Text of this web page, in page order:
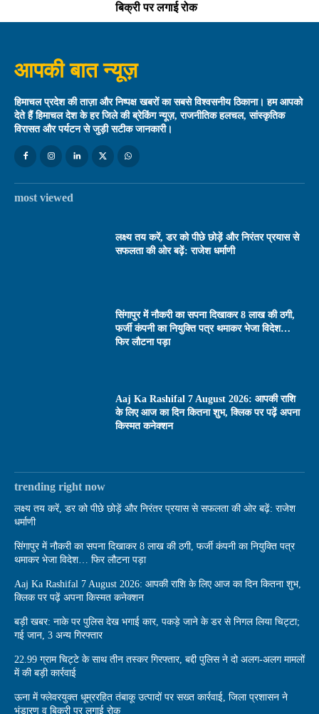
बिक्री पर लगाई रोक
आपकी बात न्यूज़
हिमाचल प्रदेश की ताज़ा और निष्पक्ष खबरों का सबसे विश्वसनीय ठिकाना। हम आपको
देते हैं हिमाचल देश के हर जिले की ब्रेकिंग न्यूज़, राजनीतिक हलचल, सांस्कृतिक
विरासत और पर्यटन से जुड़ी सटीक जानकारी।
most viewed
लक्ष्य तय करें, डर को पीछे छोड़ें और निरंतर प्रयास से
सफलता की ओर बढ़ें: राजेश धर्माणी
सिंगापुर में नौकरी का सपना दिखाकर 8 लाख की ठगी,
फर्जी कंपनी का नियुक्ति पत्र थमाकर भेजा विदेश…
फिर लौटना पड़ा
Aaj Ka Rashifal 7 August 2026: आपकी राशि
के लिए आज का दिन कितना शुभ, क्लिक पर पढ़ें अपना
किस्मत कनेक्शन
trending right now
लक्ष्य तय करें, डर को पीछे छोड़ें और निरंतर प्रयास से सफलता की ओर बढ़ें: राजेश
धर्माणी
सिंगापुर में नौकरी का सपना दिखाकर 8 लाख की ठगी, फर्जी कंपनी का नियुक्ति पत्र
थमाकर भेजा विदेश… फिर लौटना पड़ा
Aaj Ka Rashifal 7 August 2026: आपकी राशि के लिए आज का दिन कितना शुभ,
क्लिक पर पढ़ें अपना किस्मत कनेक्शन
बड़ी खबर: नाके पर पुलिस देख भगाई कार, पकड़े जाने के डर से निगल लिया चिट्टा;
गई जान, 3 अन्य गिरफ्तार
22.99 ग्राम चिट्टे के साथ तीन तस्कर गिरफ्तार, बद्दी पुलिस ने दो अलग-अलग मामलों
में की बड़ी कार्रवाई
ऊना में फ्लेवरयुक्त धूम्ररहित तंबाकू उत्पादों पर सख्त कार्रवाई, जिला प्रशासन ने
भंडारण व बिक्री पर लगाई रोक